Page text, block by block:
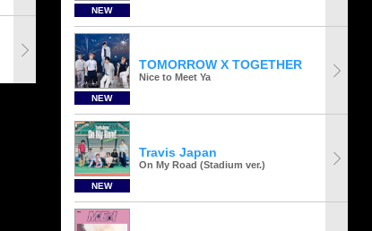
NEW
NEW
TOMORROW X TOGETHER
Nice to Meet Ya
NEW
Travis Japan
On My Road (Stadium ver.)